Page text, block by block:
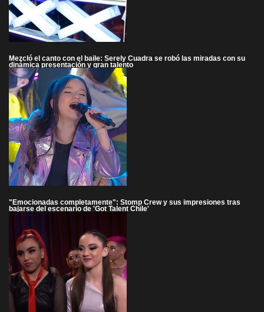
Mezcló el canto con el baile: Serely Cuadra se robó las miradas con su
dinámica presentación y gran talento
"Emocionadas completamente": Stomp Crew y sus impresiones tras
bajarse del escenario de 'Got Talent Chile'